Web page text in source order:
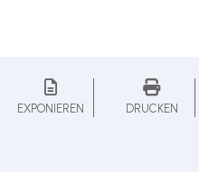
EXPONIEREN DRUCKEN